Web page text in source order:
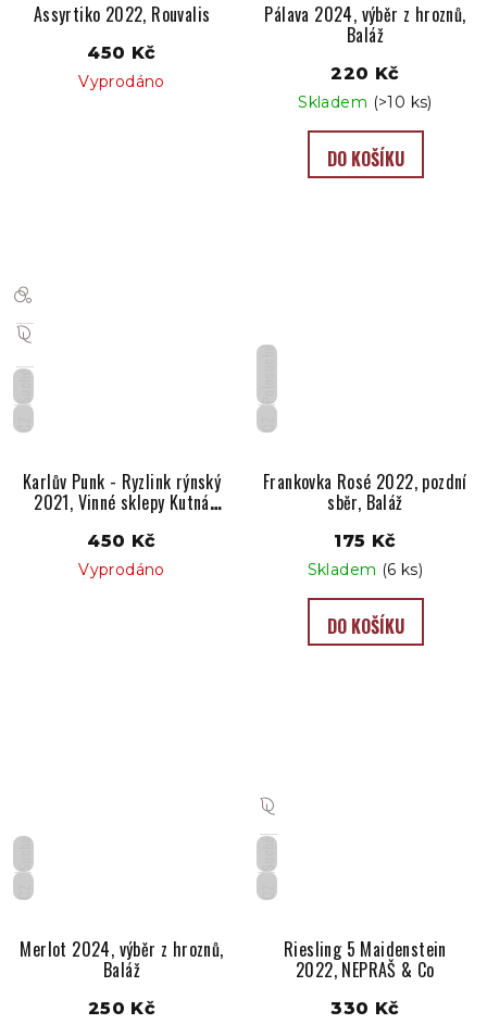
Assyrtiko 2022, Rouvalis
450 Kč
Vyprodáno
Pálava 2024, výběr z hroznů,
Baláž
220 Kč
Skladem (>10 ks)
DO KOŠÍKU
CZ
Suché
Karlův Punk - Ryzlink rýnský
2021, Vinné sklepy Kutná
450 Kč
Vyprodáno
CZ
Frankovka Rosé 2022, pozdní
sběr, Baláž
175 Kč
Skladem (6 ks)
DO KOŠÍKU
CZ
Suché
Merlot 2024, výběr z hroznů,
Baláž
250 Kč
CZ
Suché
Riesling 5 Maidenstein
2022, NEPRAŠ & Co
330 Kč